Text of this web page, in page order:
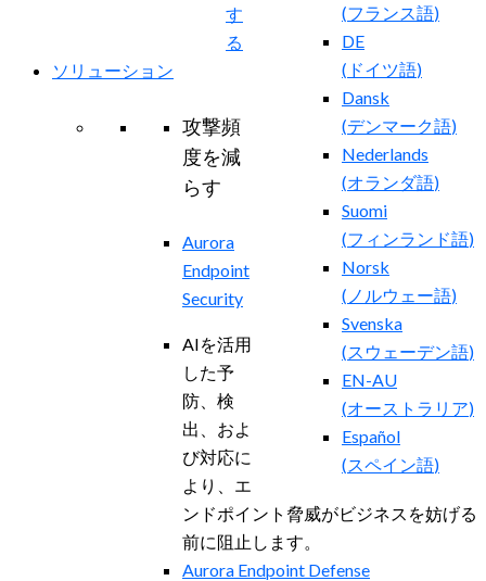
(フランス語)
DE
( ドイツ語)
Dansk
(デンマーク語)
Nederlands
(オランダ語)
Suomi
(フィンランド語)
Norsk
( ノルウェー語)
Svenska
(スウェーデン語)
EN-AU
(オーストラリア)
Español
(スペイン語)
す
る
ソリューション
攻撃頻
度を減
らす
Aurora
Endpoint
Security
AIを活用
した予
防、検
出、およ
び対応に
より、エ
ンドポイント脅威がビジネスを妨げる
前に阻止します。
Aurora Endpoint Defense